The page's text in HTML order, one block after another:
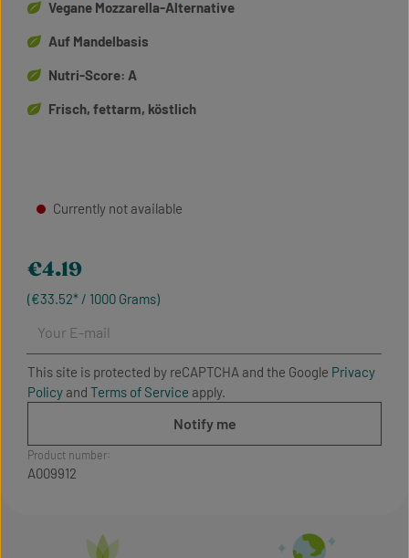
Average rating of 4 out of 5 stars
Vegane Mozzarella-Alternative
Auf Mandelbasis
Nutri-Score: A
Frisch, fettarm, köstlich
Regular price:
€4.19
(€33.52* / 1000 Grams)
Currently not available
This site is protected by reCAPTCHA and the Google Privacy
Policy and Terms of Service apply.
Notify me
Product number:
A009912